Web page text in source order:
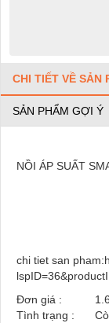
CHI TIẾT VỀ SẢN
SẢN PHẨM GỢI Ý
NỒI ÁP SUẤT
chi tiet san
Đơn giá :
Tình trạng :